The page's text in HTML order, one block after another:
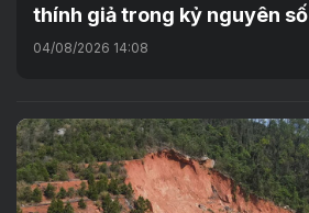
thính giả trong kỷ nguyên số
04/08/2026 14:08